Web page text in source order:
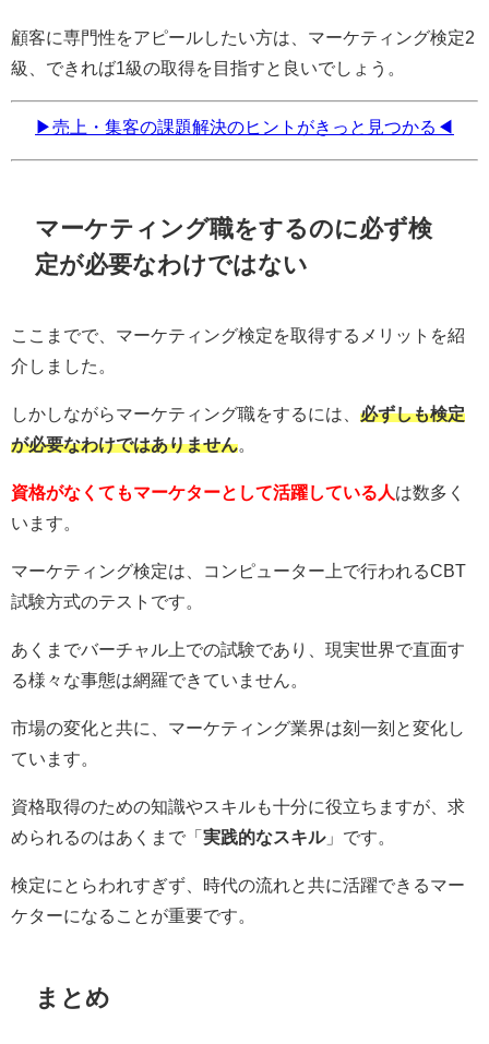
顧客に専門性をアピールしたい方は、マーケティング検定2
級、できれば1級の取得を目指すと良いでしょう。
▶売上・集客の課題解決のヒントがきっと見つかる◀
マーケティング職をするのに必ず検
定が必要なわけではない
ここまでで、マーケティング検定を取得するメリットを紹
介しました。
しかしながらマーケティング職をするには、 必ずしも検定
が必要なわけではありません
資格がなくてもマーケターとして活躍している人 は数多く
います。
マーケティング検定は、コンピューター上で行われるCBT
試験方式のテストです。
あくまでバーチャル上での試験であり、現実世界で直面す
る様々な事態は網羅できていません。
市場の変化と共に、マーケティング業界は刻一刻と変化し
ています。
資格取得のための知識やスキルも十分に役立ちますが、求
められるのはあくまで「 実践的なスキル」です。
検定にとらわれすぎず、時代の流れと共に活躍できるマー
ケターになることが重要です。
まとめ